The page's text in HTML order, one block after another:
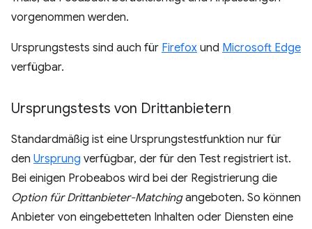
vorgenommen werden.
Ursprungstests sind auch für Firefox und Microsoft Edge
verfügbar.
Ursprungstests von Drittanbietern
Standardmäßig ist eine Ursprungstestfunktion nur für
den Ursprung verfügbar, der für den Test registriert ist.
Bei einigen Probeabos wird bei der Registrierung die
Option für Drittanbieter-Matchingangeboten. So können
Anbieter von eingebetteten Inhalten oder Diensten eine